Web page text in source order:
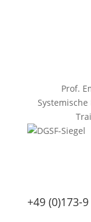
Prof.
Systemische
+49 (0)173-